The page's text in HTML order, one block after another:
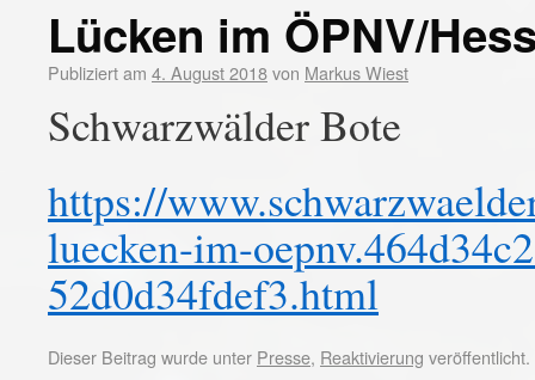
Lücken im ÖPNV/
Publiziert am 4. August 2018von Markus Wiest
Schwarzwälder Bote
https://
luecken-im-
52d0d34fdef3.html
Dieser Beitrag wurde unter Presse, Reaktivierung